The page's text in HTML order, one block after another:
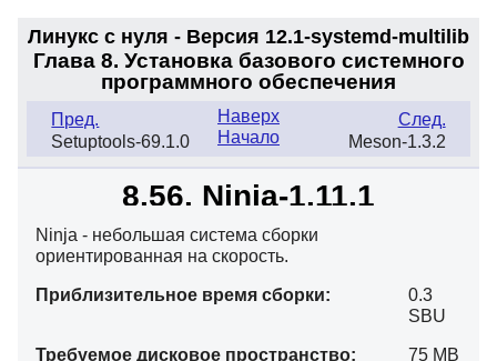
Линукс с нуля - Версия 12.1-systemd-multilib
Глава 8. Установка базового системного
программного обеспечения
Пред.
Setuptools-69.1.0
След.
Meson-1.3.2
Наверх
Начало
8.56. Ninja-1.11.1
Ninja - небольшая система сборки
ориентированная на скорость.
Приблизительное время сборки:
0.3
SBU
Требуемое дисковое пространство: 75 MB